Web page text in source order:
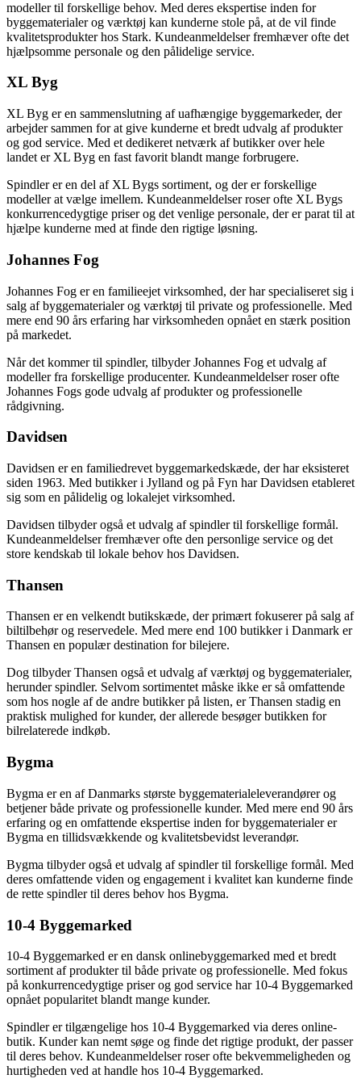
modeller til forskellige behov. Med deres ekspertise inden for
byggematerialer og værktøj kan kunderne stole på, at de vil finde
kvalitetsprodukter hos Stark. Kundeanmeldelser fremhæver ofte det
hjælpsomme personale og den pålidelige service.
XL Byg
XL Byg er en sammenslutning af uafhængige byggemarkeder, der
arbejder sammen for at give kunderne et bredt udvalg af produkter
og god service. Med et dedikeret netværk af butikker over hele
landet er XL Byg en fast favorit blandt mange forbrugere.
Spindler er en del af XL Bygs sortiment, og der er forskellige
modeller at vælge imellem. Kundeanmeldelser roser ofte XL Bygs
konkurrencedygtige priser og det venlige personale, der er parat til at
hjælpe kunderne med at finde den rigtige løsning.
Johannes Fog
Johannes Fog er en familieejet virksomhed, der har specialiseret sig i
salg af byggematerialer og værktøj til private og professionelle. Med
mere end 90 års erfaring har virksomheden opnået en stærk position
på markedet.
Når det kommer til spindler, tilbyder Johannes Fog et udvalg af
modeller fra forskellige producenter. Kundeanmeldelser roser ofte
Johannes Fogs gode udvalg af produkter og professionelle
rådgivning.
Davidsen
Davidsen er en familiedrevet byggemarkedskæde, der har eksisteret
siden 1963. Med butikker i Jylland og på Fyn har Davidsen etableret
sig som en pålidelig og lokalejet virksomhed.
Davidsen tilbyder også et udvalg af spindler til forskellige formål.
Kundeanmeldelser fremhæver ofte den personlige service og det
store kendskab til lokale behov hos Davidsen.
Thansen
Thansen er en velkendt butikskæde, der primært fokuserer på salg af
biltilbehør og reservedele. Med mere end 100 butikker i Danmark er
Thansen en populær destination for bilejere.
Dog tilbyder Thansen også et udvalg af værktøj og byggematerialer,
herunder spindler. Selvom sortimentet måske ikke er så omfattende
som hos nogle af de andre butikker på listen, er Thansen stadig en
praktisk mulighed for kunder, der allerede besøger butikken for
bilrelaterede indkøb.
Bygma
Bygma er en af Danmarks største byggematerialeleverandører og
betjener både private og professionelle kunder. Med mere end 90 års
erfaring og en omfattende ekspertise inden for byggematerialer er
Bygma en tillidsvækkende og kvalitetsbevidst leverandør.
Bygma tilbyder også et udvalg af spindler til forskellige formål. Med
deres omfattende viden og engagement i kvalitet kan kunderne finde
de rette spindler til deres behov hos Bygma.
10-4 Byggemarked
10-4 Byggemarked er en dansk onlinebyggemarked med et bredt
sortiment af produkter til både private og professionelle. Med fokus
på konkurrencedygtige priser og god service har 10-4 Byggemarked
opnået popularitet blandt mange kunder.
Spindler er tilgængelige hos 10-4 Byggemarked via deres online-
butik. Kunder kan nemt søge og finde det rigtige produkt, der passer
til deres behov. Kundeanmeldelser roser ofte bekvemmeligheden og
hurtigheden ved at handle hos 10-4 Byggemarked.